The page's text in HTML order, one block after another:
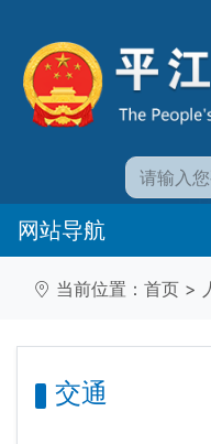
网站导航
当前位置： 首页 >
交通